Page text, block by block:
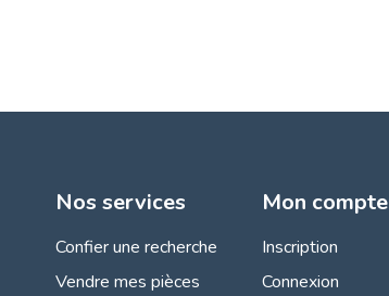
Nos services
Confier une recherche
Vendre mes pièces
Mon compte
Inscription
Connexion